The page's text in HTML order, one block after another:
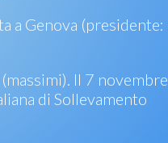
a Genova (presidente:
Il 7 novembre
di Sollevamento